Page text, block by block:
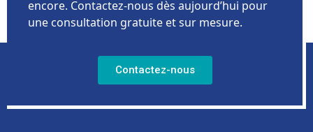
encore. Contactez-nous dès aujourd’hui pour
une consultation gratuite et sur mesure.
Contactez-nous